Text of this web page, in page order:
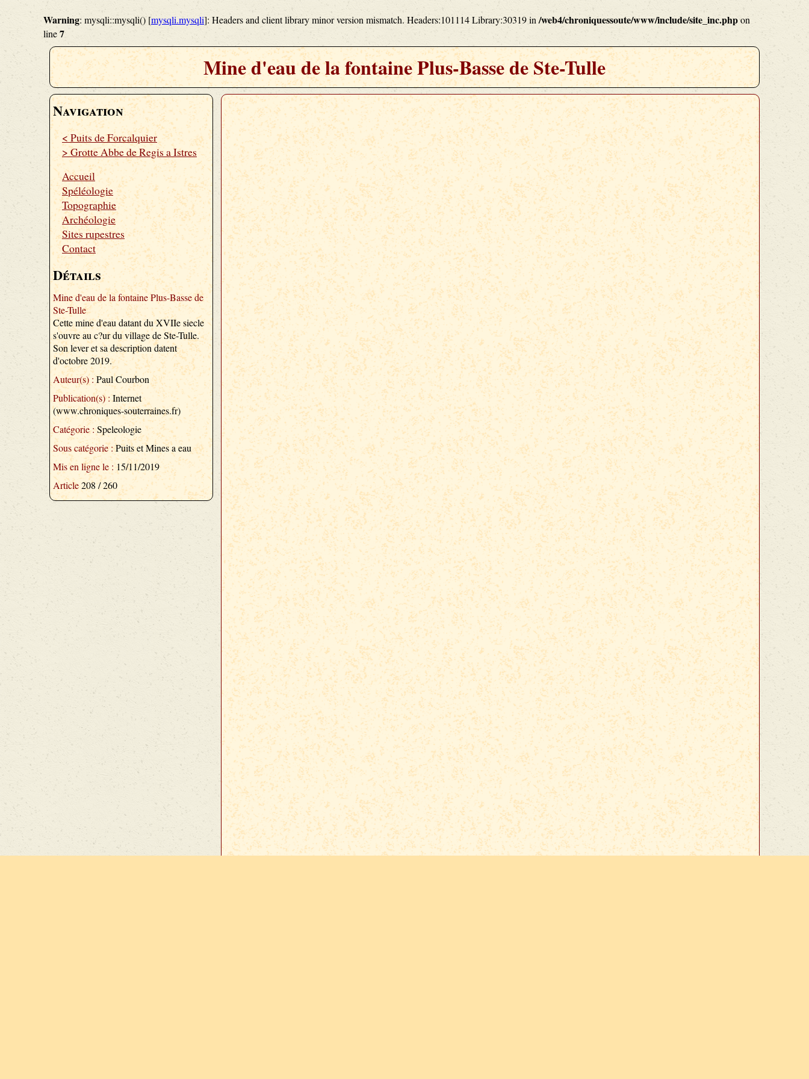
Warning: mysqli::mysqli() [mysqli.mysqli]: Headers and client library minor version mismatch. Headers:101114 Library:30319 in /web4/chroniquessoute/www/include/site_inc.phpon
line7
Mine d'eau de la fontaine Plus-Basse de Ste-Tulle
Navigation
< Puits de Forcalquier
> Grotte Abbe de Regis a Istres
Accueil
Spéléologie
Topographie
Archéologie
Sites rupestres
Contact
Détails
Mine d'eau de la fontaine Plus-Basse de
Ste-Tulle
Cette mine d'eau datant du XVIIe siecle
s'ouvre au c?ur du village de Ste-Tulle.
Son lever et sa description datent
d'octobre 2019.
Auteur(s) :Paul Courbon
Publication(s) :Internet
(www.chroniques-souterraines.fr)
Catégorie :Speleologie
Sous catégorie :Puits et Mines a eau
Mis en ligne le :15/11/2019
Article208 / 260